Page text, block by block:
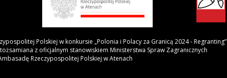
Polskiej w konkursie „Polonia i Polacy za Granicą 2024 - Regranting”
z oficjalnym stanowiskiem Ministerstwa Spraw Zagranicznych
Rzeczypospolitej Polskiej w Atenach